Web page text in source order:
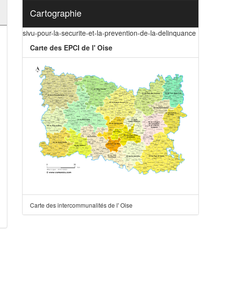
Cartographie
sivu-pour-la-securite-et-la-prevention-de-la-delinquance
Carte des EPCI de l' Oise
Carte des intercommunalités de l' Oise